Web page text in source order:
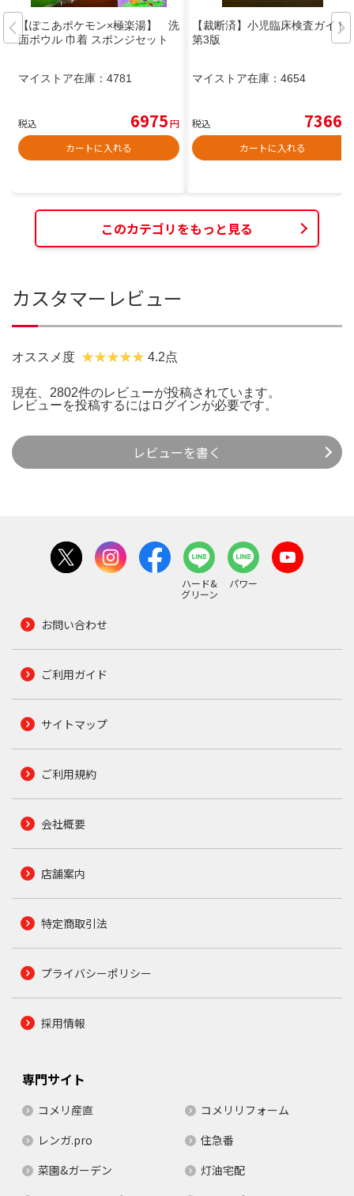
【ぽこあポケモン×極楽湯】 洗
面ボウル 巾着 スポンジセット
マイストア在庫： 4781
税込 6975円
カートに入れる
【裁断済】小児臨床検査ガイド
第3版
マイストア在庫： 4654
税込 7366
カートに入れる
このカテゴリをもっと見る
カスタマーレビュー
オススメ度 4.2点
現在、2802件のレビューが投稿されています。
レビューを投稿するには ログインが必要です。
レビューを書く
ハード&
グリーン
パワー
お問い合わせ
ご利用ガイド
サイトマップ
ご利用規約
会社概要
店舗案内
特定商取引法
プライバシーポリシー
採用情報
専門サイト
コメリ産直
コメリリフォーム
レンガ.pro
住急番
菜園&ガーデン
灯油宅配